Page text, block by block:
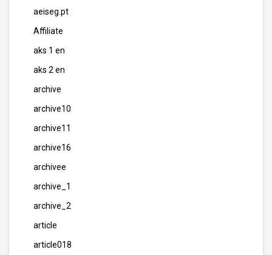
aeiseg.pt
Affiliate
aks 1 en
aks 2 en
archive
archive10
archive11
archive16
archivee
archive_1
archive_2
article
article018